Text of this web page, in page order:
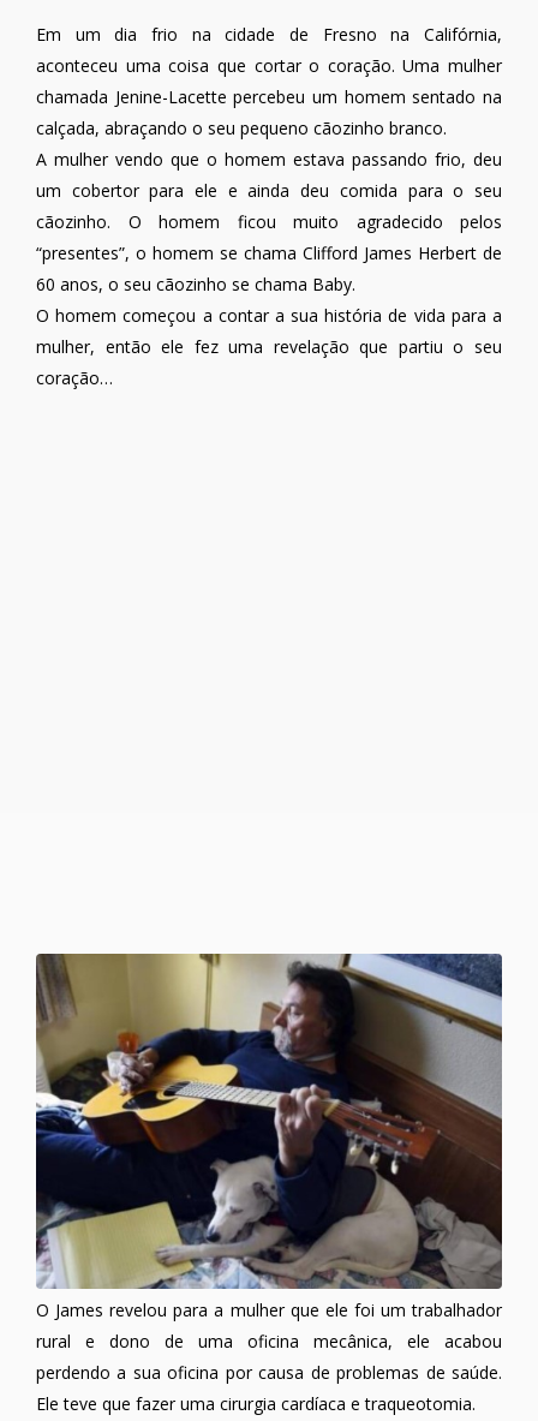
Em um dia frio na cidade de Fresno na Califórnia,
aconteceu uma coisa que cortar o coração. Uma mulher
chamada Jenine-Lacette percebeu um homem sentado na
calçada, abraçando o seu pequeno cãozinho branco.
A mulher vendo que o homem estava passando frio, deu
um cobertor para ele e ainda deu comida para o seu
cãozinho. O homem ficou muito agradecido pelos
“presentes”, o homem se chama Clifford James Herbert de
60 anos, o seu cãozinho se chama Baby.
O homem começou a contar a sua história de vida para a
mulher, então ele fez uma revelação que partiu o seu
coração…
O James revelou para a mulher que ele foi um trabalhador
rural e dono de uma oficina mecânica, ele acabou
perdendo a sua oficina por causa de problemas de saúde.
Ele teve que fazer uma cirurgia cardíaca e traqueotomia.